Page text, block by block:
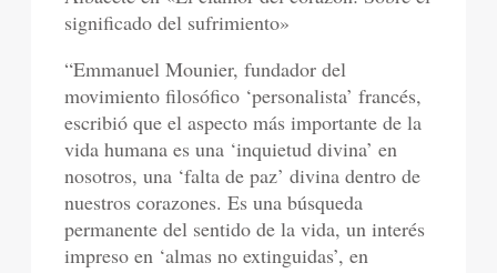
significado del sufrimiento»
“Emmanuel Mounier, fundador del
movimiento filosófico ‘personalista’ francés,
escribió que el aspecto más importante de la
vida humana es una ‘inquietud divina’ en
nosotros, una ‘falta de paz’ divina dentro de
nuestros corazones. Es una búsqueda
permanente del sentido de la vida, un interés
impreso en ‘almas no extinguidas’, en